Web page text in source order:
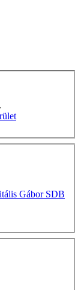
Gábor SDB